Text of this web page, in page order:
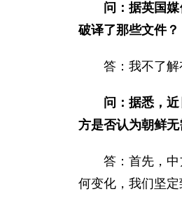
问：据英国
破译了那些文件？
答：我不了解
问：据悉，
方是否认为朝鲜
答：首先，中方
何变化，我们坚